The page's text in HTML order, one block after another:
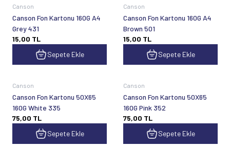
Canson
Canson Fon Kartonu 160G A4
Grey 431
15,00 TL
Sepete Ekle
Canson
Canson Fon Kartonu 160G A4
Brown 501
15,00 TL
Sepete Ekle
Canson
Canson Fon Kartonu 50X65
160G White 335
75,00 TL
Sepete Ekle
Canson
Canson Fon Kartonu 50X65
160G Pink 352
75,00 TL
Sepete Ekle